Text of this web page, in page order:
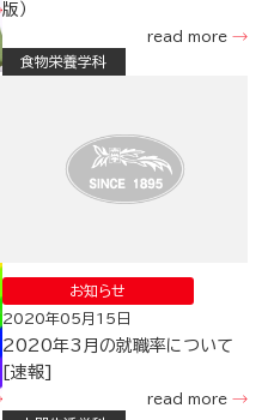
版）
read more
食物栄養学科
お知らせ
2020年05月15日
2020年3月の就職率について
[速報]
read more